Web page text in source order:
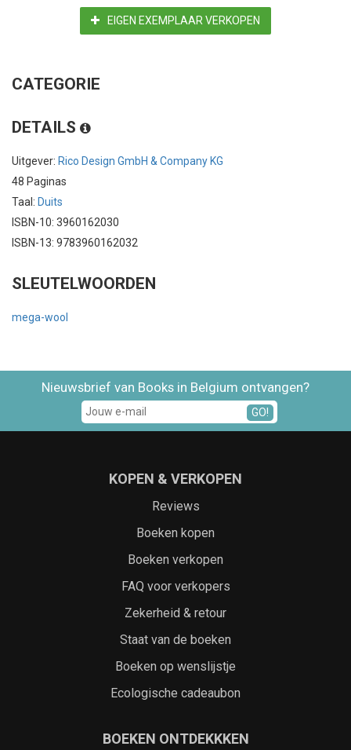
EIGEN EXEMPLAAR VERKOPEN
CATEGORIE
DETAILS
Uitgever: Rico Design GmbH & Company KG
48 Paginas
Taal: Duits
ISBN-10: 3960162030
ISBN-13: 9783960162032
SLEUTELWOORDEN
mega-wool
Nieuwsbrief van Books in Belgium ontvangen?
GO!
KOPEN & VERKOPEN
Reviews
Boeken kopen
Boeken verkopen
FAQ voor verkopers
Zekerheid & retour
Staat van de boeken
Boeken op wenslijstje
Ecologische cadeaubon
BOEKEN ONTDEKKKEN